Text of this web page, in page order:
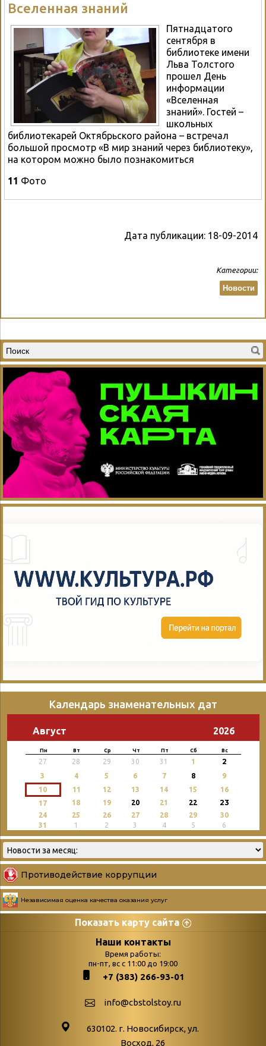
Вселенная знаний
Пятнадцатого
сентября в
библиотеке имени
Льва Толстого
прошел День
информации
«Вселенная
знаний». Гостей –
школьных
библиотекарей Октябрьского района – встречал
большой просмотр «В мир знаний через библиотеку»,
на котором можно было познакомиться
11 Фото
Дата публикации: 18-09-2014
Категории:
Новости
Календарь знаменательных дат
Август 2026
Пн Вт Ср Чт Пт Сб Вс
27 28 29 30 31 1 2
3 4 5 6 7 8
9
10
11 12 13 14 15
16
17
18 19 20 21 22 23
24 25 26 27 28 29
30
31
1 2 3 4 5 6
Противодействие коррупции
Независимая оценка качества оказания услуг
Показать карту сайта
Страницы
podvedenie-itogov-festivalya-
paskhalnaya-palitra
поступлений
Война. Народ.
Наши контакты
Время работы:
пн-пт, вс с 11:00 до 19:00
+7 (383) 266-93-01
info@cbstolstoy.ru
630102. г. Новосибирск, ул.
Восход, 26